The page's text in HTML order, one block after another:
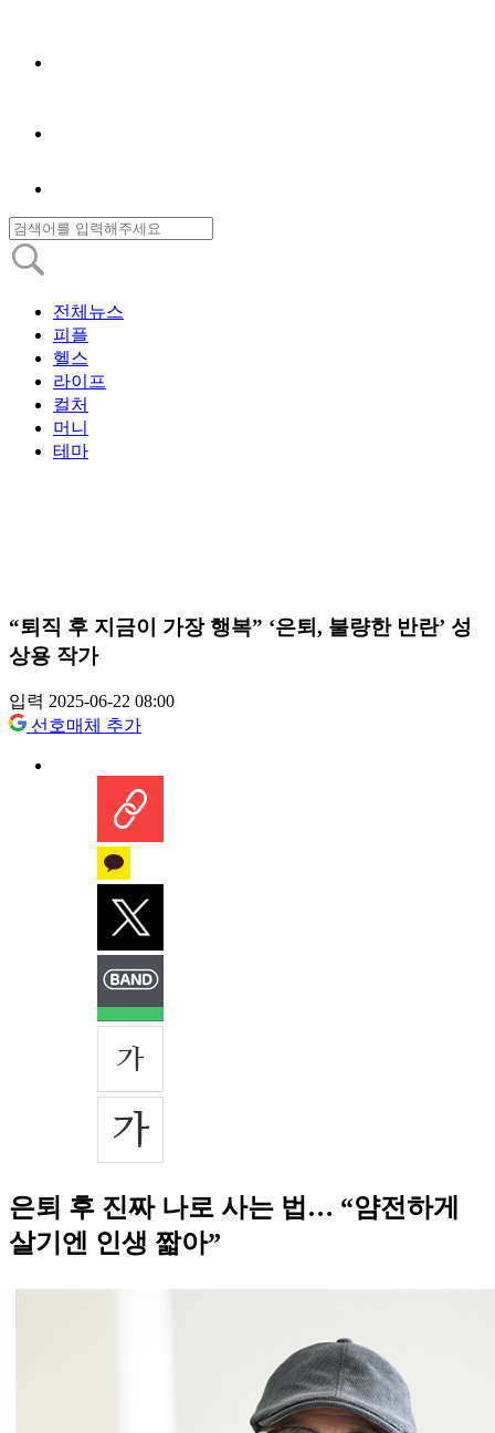
전체뉴스
피플
헬스
라이프
컬처
머니
테마
“퇴직 후 지금이 가장 행복” ‘은퇴, 불량한 반란’ 성
상용 작가
입력 2025-06-22 08:00
선호매체 추가
은퇴 후 진짜 나로 사는 법… “얌전하게
살기엔 인생 짧아”